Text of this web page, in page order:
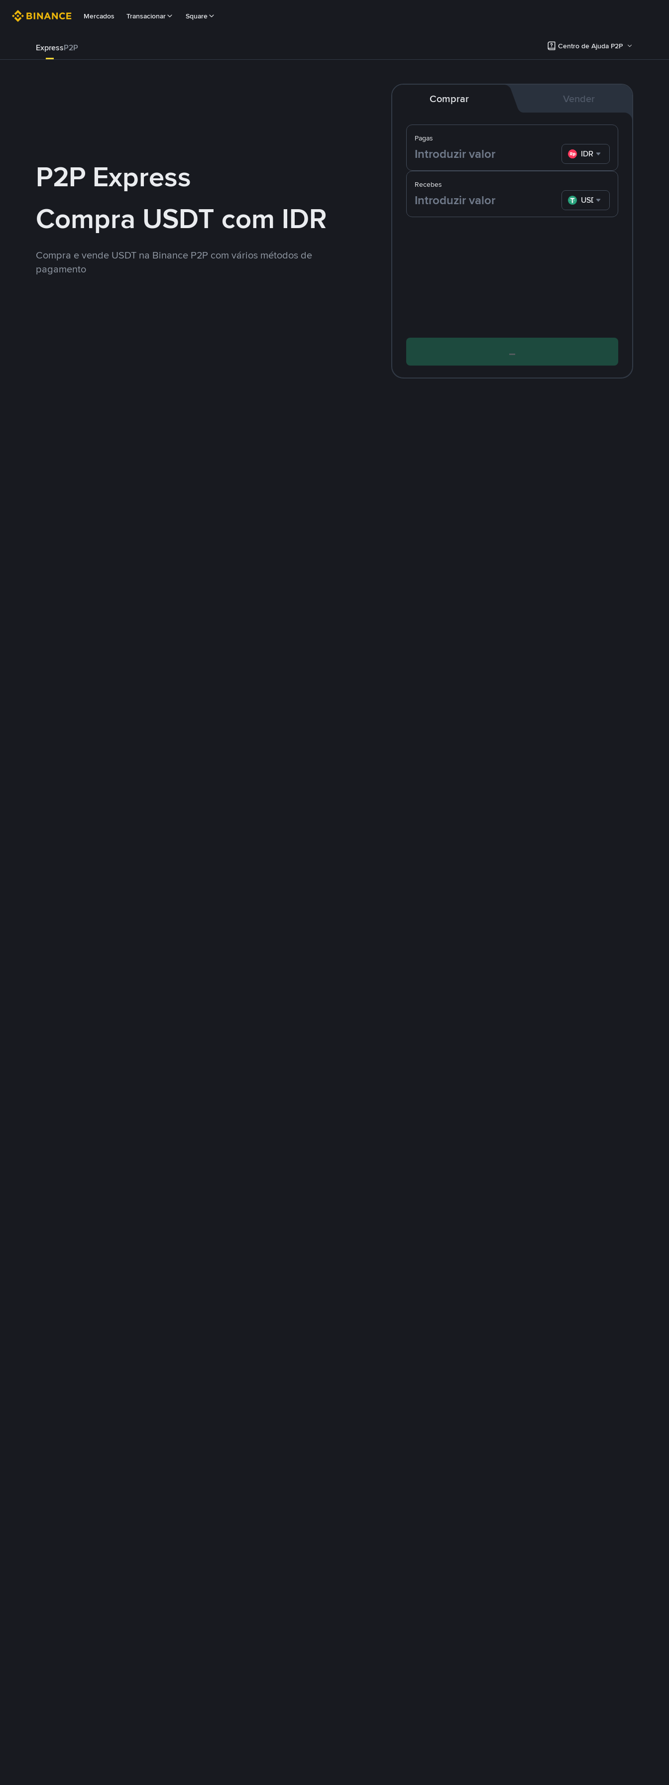
Mercados Transacionar Square
ExpressP2P Centro de Ajuda P2P
P2P Express
Compra USDT com IDR
Compra e vende USDT na Binance P2P com vários métodos de
pagamento
Comprar Vender
Pagas
IDR
Recebes
USDT